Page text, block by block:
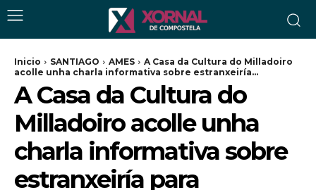
Inicio SANTIAGO AMES
A Casa da Cultura do Milladoiro
acolle unha charla informativa sobre estranxeiría...
A Casa da Cultura do
Milladoiro acolle unha
charla informativa sobre
estranxeiría para